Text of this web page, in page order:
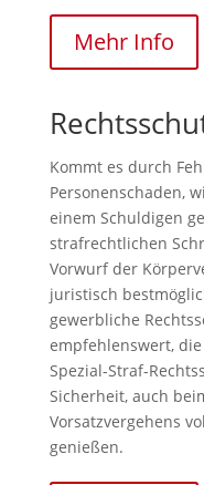
Mehr Info
Kommt es durch
Personenschaden,
einem Schuldigen
strafrechtlichen
Vorwurf der
juristisch
gewerbliche
empfehlenswert,
Spezial-Straf-
Sicherheit, auch
Vorsatzvergehens
genießen.